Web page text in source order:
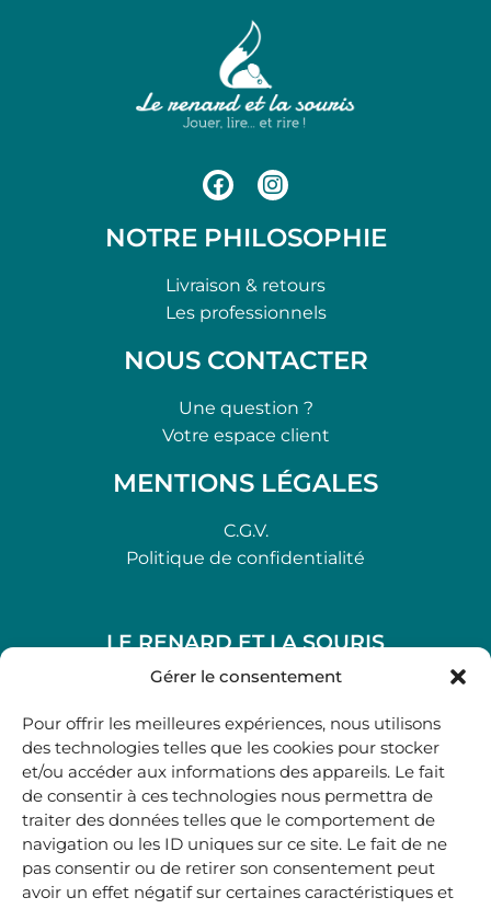
Gérer le consentement
Pour offrir les meilleures expériences, nous utilisons
des technologies telles que les cookies pour stocker
et/ou accéder aux informations des appareils. Le fait
de consentir à ces technologies nous permettra de
traiter des données telles que le comportement de
navigation ou les ID uniques sur ce site. Le fait de ne
pas consentir ou de retirer son consentement peut
avoir un effet négatif sur certaines caractéristiques et
NOTRE PHILOSOPHIE
Livraison & retours
Les professionnels
NOUS CONTACTER
Une question ?
Votre espace client
MENTIONS LÉGALES
C.G.V.
Politique de confidentialité
LE RENARD ET LA SOURIS
48, rue Maubec 33210 LANGON
05 40 41 37 18
.
MARDI AU SAMEDI
10H00-12H45 | 14H00 -19H00
boutique@lerenardetlasouris.com